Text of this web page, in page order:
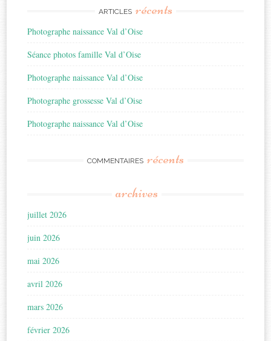
ARTICLES récents
Photographe naissance Val d’Oise
Séance photos famille Val d’Oise
Photographe naissance Val d’Oise
Photographe grossesse Val d’Oise
Photographe naissance Val d’Oise
COMMENTAIRES récents
archives
juillet 2026
juin 2026
mai 2026
avril 2026
mars 2026
février 2026